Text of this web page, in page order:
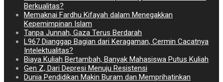
Berkualitas?
Memaknai Fardhu Kifayah dalam Menegakkan
Kepemimpinan Islam
Tanpa Junnah, Gaza Terus Berdarah
L967 Dianggap Bagian dari Keragaman, Cermin Cacatnya
Intelektualitas?
Biaya Kuliah Bertambah, Banyak Mahasiswa Putus Kuliah
Gen Z, Dari Depresi Menuju Resistensi
Dunia Pendidikan Makin Buram dan Memprihatinkan